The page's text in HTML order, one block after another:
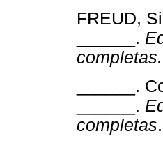
FREUD,
______.
completas.
______.
______.
completas